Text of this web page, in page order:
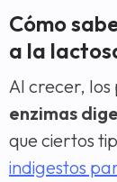
Cómo
a la
Al crecer, los
enzimas
que ciertos
indigestos